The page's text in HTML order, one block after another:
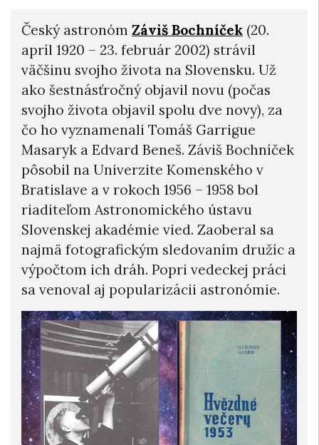
Český astronóm Záviš Bochníček (20.
apríl 1920 – 23. február 2002) strávil
väčšinu svojho života na Slovensku. Už
ako šestnásťročný objavil novu (počas
svojho života objavil spolu dve novy), za
čo ho vyznamenali Tomáš Garrigue
Masaryk a Edvard Beneš. Záviš Bochníček
pôsobil na Univerzite Komenského v
Bratislave a v rokoch 1956 – 1958 bol
riaditeľom Astronomického ústavu
Slovenskej akadémie vied. Zaoberal sa
najmä fotografickým sledovaním družíc a
výpočtom ich dráh. Popri vedeckej práci
sa venoval aj popularizácii astronómie.